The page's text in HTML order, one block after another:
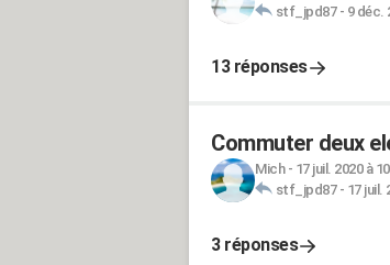
stf_jpd87- 9 déc.
13 réponses
Commuter deux
Mich- 17 juil. 2020 à
stf_jpd87- 17 juil.
3 réponses